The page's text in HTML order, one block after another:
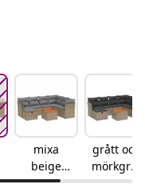
mixa
beige
och
grått och
mörkgråt
t